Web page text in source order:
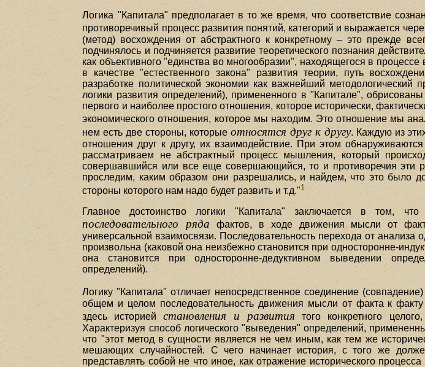
Логика "Капитала" предполагает в то же время, что соответствие
противоречивый процесс развития понятий, категорий и выражается
(метод) восхождения от абстрактного к конкретному – это прежде
подчинялось и подчиняется развитие теоретического познания
как объективного "единства во многообразии", находящегося в
в качестве "естественного закона" развития теории, путь
разработке политической экономии как важнейший
логики развития определений), примененного в "Капитале",
первого и наиболее простого отношения, которое исторически,
экономического отношения, которое мы находим. Это отношение мы
нем есть две стороны, которыеотносятся друг к другу. Каждую из
отношения друг к другу, их взаимодействие. При этом
рассматриваем не абстрактный процесс мышления, который
совершавшийся или все еще совершающийся, то и противоречия эти
проследим, каким образом они разрешались, и найдем, что это было
стороны которого нам надо будет развить и т.д."1
Главное достоинство логики "Капитала" заключается в том,
последовательного ряда фактов, в ходе движения мысли от
универсальной взаимосвязи. Последовательность перехода от анализа
произвольна (каковой она неизбежно становится при односторонне-
она становится при односторонне-дедуктивном выведении
определений).
Логику "Капитала" отличает непосредственное соединение (совпадение)
общем и целом последовательность движения мысли от факта к
здесь историейстановления и развитиятого конкретного
Характеризуя способ логического "выведения" определений,
что "этот метод в сущности является не чем иным, как тем же
мешающих случайностей. С чего начинает история, с того же
представлять собой не что иное, как отражение исторического